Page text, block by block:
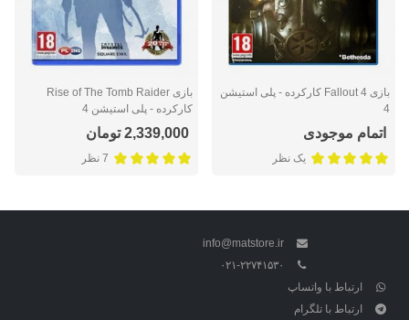
بازی Fallout 4 کارکرده - پلی استیشن
4
اتمام موجودی
یک نظر
بازی Rise of The Tomb Raider
کارکرده - پلی استیشن 4
2,339,000 تومان
7 نظر
info@matstore.ir
۰۲۱-۲۲۷۴۱۵۳۰
ارتباط با واتساپ
ارتباط با تلگرام